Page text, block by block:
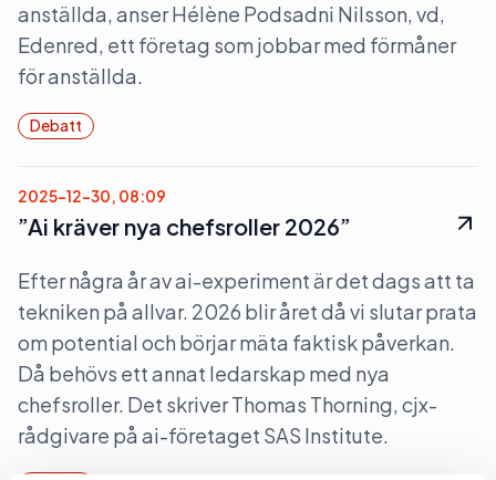
anställda, anser Hélène Podsadni Nilsson, vd,
Edenred, ett företag som jobbar med förmåner
för anställda.
Debatt
2025-12-30, 08:09
”Ai kräver nya chefsroller 2026”
Efter några år av ai-experiment är det dags att ta
tekniken på allvar. 2026 blir året då vi slutar prata
om potential och börjar mäta faktisk påverkan.
Då behövs ett annat ledarskap med nya
chefsroller. Det skriver Thomas Thorning, cjx-
rådgivare på ai-företaget SAS Institute.